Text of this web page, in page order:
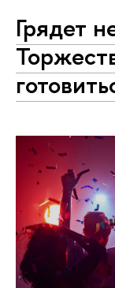
Грядет